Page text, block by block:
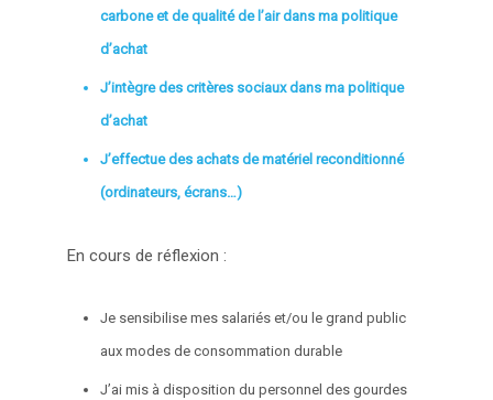
carbone et de qualité de l’air dans ma politique
d’achat
J’intègre des critères sociaux dans ma politique
d’achat
J’effectue des achats de matériel reconditionné
(ordinateurs, écrans…)
En cours de réflexion :
Je sensibilise mes salariés et/ou le grand public
aux modes de consommation durable
J’ai mis à disposition du personnel des gourdes